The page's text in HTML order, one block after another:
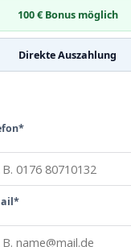
100 € Bonus möglich
Direkte Auszahlung